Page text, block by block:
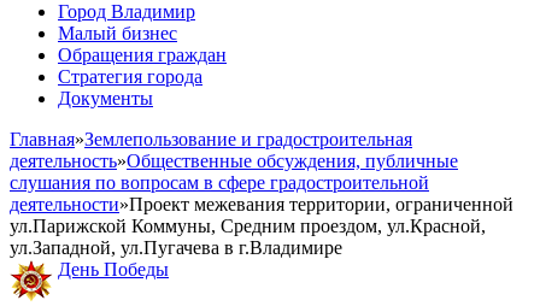
Город Владимир
Малый бизнес
Обращения граждан
Стратегия города
Документы
Главная»Землепользование и градостроительная
деятельность»Общественные обсуждения, публичные
слушания по вопросам в сфере градостроительной
деятельности»Проект межевания территории, ограниченной
ул.Парижской Коммуны, Средним проездом, ул.Красной,
ул.Западной, ул.Пугачева в г.Владимире
День Победы